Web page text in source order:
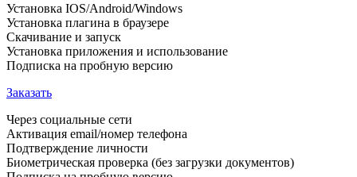
Установка IOS/Android/Windows
Установка плагина в браузере
Скачивание и запуск
Установка приложения и использование
Подписка на пробную версию
Заказать
Через социальные сети
Активация email/номер телефона
Подтверждение личности
Биометрическая проверка (без загрузки документов)